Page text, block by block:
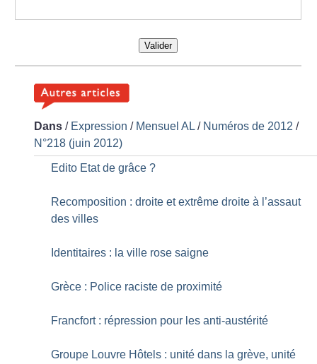
Valider
Dans / Expression / Mensuel AL / Numéros de 2012 /
N°218 (juin 2012)
Edito Etat de grâce ?
Recomposition : droite et extrême droite à l’assaut
des villes
Identitaires : la ville rose saigne
Grèce : Police raciste de proximité
Francfort : répression pour les anti-austérité
Groupe Louvre Hôtels : unité dans la grève, unité